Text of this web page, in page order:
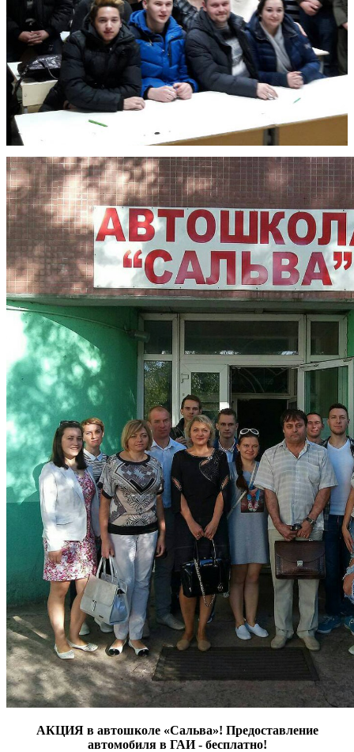
АКЦИЯ в автошколе «Сальва»! Предоставление
автомобиля в ГАИ - бесплатно!